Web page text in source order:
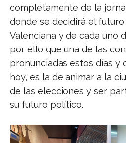
completamente de la
donde se decidirá el
Valenciana y de cada uno
por ello que una de las
pronunciadas estos días y
hoy, es la de animar a la
de las elecciones y ser
su futuro político.